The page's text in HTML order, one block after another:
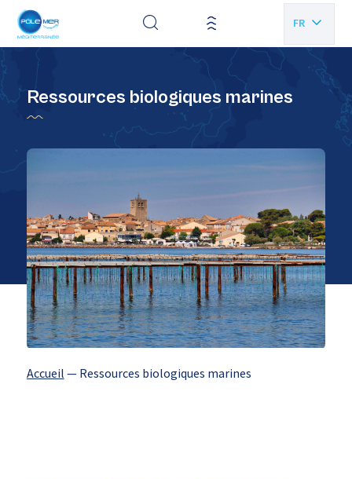
FR
Ressources biologiques marines
Accueil — Ressources biologiques marines
Panneau de gestion des cookies